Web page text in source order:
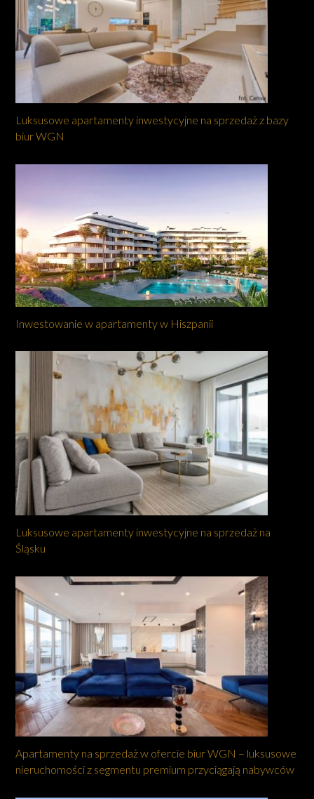
Luksusowe apartamenty inwestycyjne na sprzedaż z bazy
biur WGN
Inwestowanie w apartamenty w Hiszpanii
Luksusowe apartamenty inwestycyjne na sprzedaż na
Śląsku
Apartamenty na sprzedaż w ofercie biur WGN – luksusowe
nieruchomości z segmentu premium przyciągają nabywców